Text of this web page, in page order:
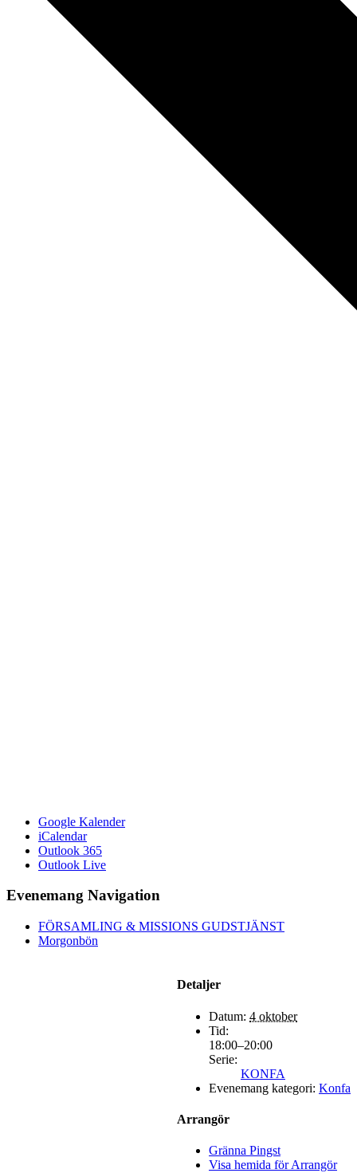
Google Kalender
iCalendar
Outlook 365
Outlook Live
Evenemang Navigation
FÖRSAMLING & MISSIONS GUDSTJÄNST
Morgonbön
Detaljer
Datum: 4 oktober
Tid:
18:00–20:00
Serie:
KONFA
Evenemang kategori: Konfa
Arrangör
Gränna Pingst
Visa hemida för Arrangör